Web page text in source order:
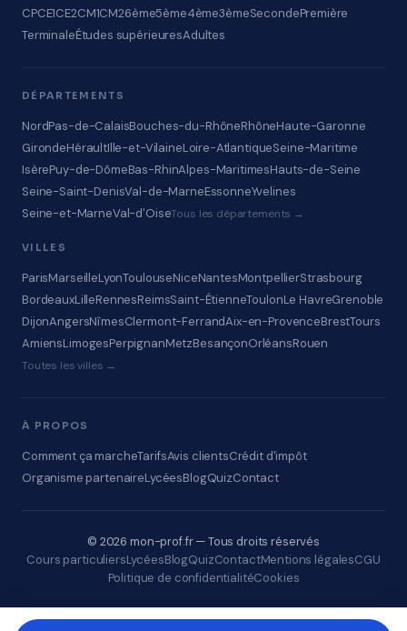
CPCE1CE2CM1CM26ème5ème4ème3èmeSecondePremière
TerminaleÉtudes supérieuresAdultes
DÉPARTEMENTS
NordPas-de-CalaisBouches-du-RhôneRhôneHaute-Garonne
GirondeHéraultIlle-et-VilaineLoire-AtlantiqueSeine-Maritime
IsèrePuy-de-DômeBas-RhinAlpes-MaritimesHauts-de-Seine
Seine-Saint-DenisVal-de-MarneEssonneYvelines
Seine-et-MarneVal-d'OiseTous les départements →
VILLES
ParisMarseilleLyonToulouseNiceNantesMontpellierStrasbourg
BordeauxLilleRennesReimsSaint-ÉtienneToulonLe HavreGrenoble
DijonAngersNîmesClermont-FerrandAix-en-ProvenceBrestTours
AmiensLimogesPerpignanMetzBesançonOrléansRouen
Toutes les villes →
À PROPOS
Comment ça marcheTarifsAvis clientsCrédit d'impôt
Organisme partenaireLycéesBlogQuizContact
© 2026 mon-prof.fr — Tous droits réservés
Cours particuliersLycéesBlogQuizContactMentions légalesCGU
Politique de confidentialitéCookies